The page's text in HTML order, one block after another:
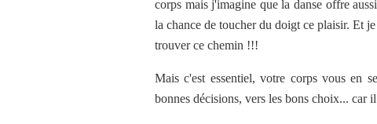
corps mais j'imagine que la danse offre
la chance de toucher du doigt ce plaisir. Et
trouver ce chemin !!!
Mais c'est essentiel, votre corps vous en
bonnes décisions, vers les bons choix... car